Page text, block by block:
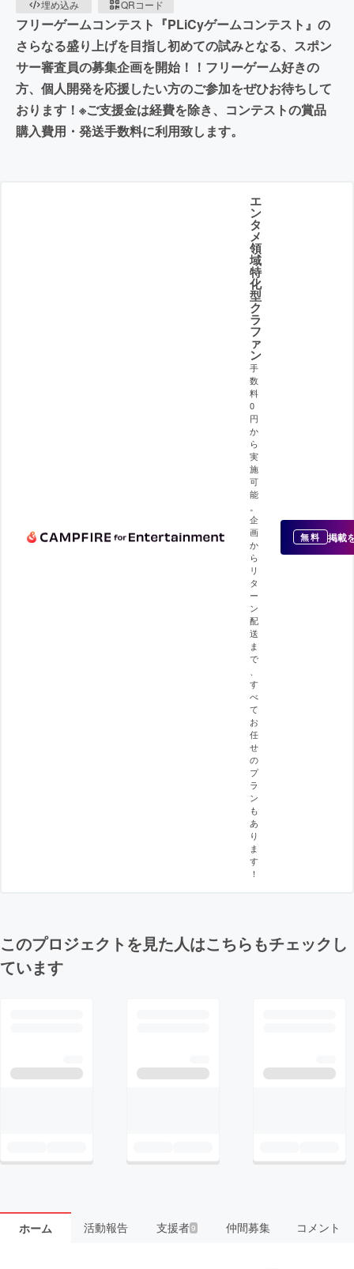
埋め込み
QRコード
フリーゲームコンテスト『PLiCyゲームコンテスト』の
さらなる盛り上げを目指し初めての試みとなる、スポン
サー審査員の募集企画を開始！！フリーゲーム好きの
方、個人開発を応援したい方のご参加をぜひお待ちして
おります！※ご支援金は経費を除き、コンテストの賞品
購入費用・発送手数料に利用致します。
エ
ン
タ
メ
領
域
特
化
型
ク
ラ
フ
ァ
ン
手
数
料
0
円
か
ら
実
施
可
能
企
画
か
ら
リ
タ
ー
ン
配
送
ま
で
す
べ
て
お
任
せ
の
プ
ラ
ン
も
あ
り
ま
す
！
無料 掲載
このプロジェクトを見た人はこちらもチェックし
ています
ホーム 活動報告 支援者9 仲間募集 コメント